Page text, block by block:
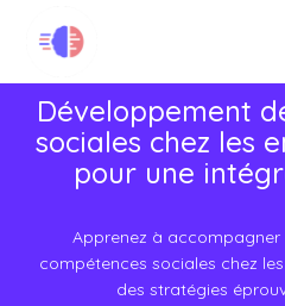
Développement
sociales chez les
pour une
Apprenez à accompagner
compétences sociales chez
des stratégies